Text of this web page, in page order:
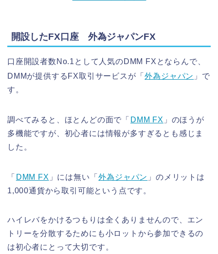
開設したFX口座 外為ジャパンFX
口座開設者数No.1として人気のDMM FXとならんで、
DMMが提供するFX取引サービスが「 外為ジャパン 」で
す。
調べてみると、ほとんどの面で「 DMM FX 」のほうが
多機能ですが、初心者には情報が多すぎるとも感じま
した。
「 DMM FX 」には無い「 外為ジャパン 」のメリットは
1,000通貨から取引可能という点です。
ハイレバをかけるつもりは全くありませんので、エン
トリーを分散するためにも小ロットから参加できるの
は初心者にとって大切です。